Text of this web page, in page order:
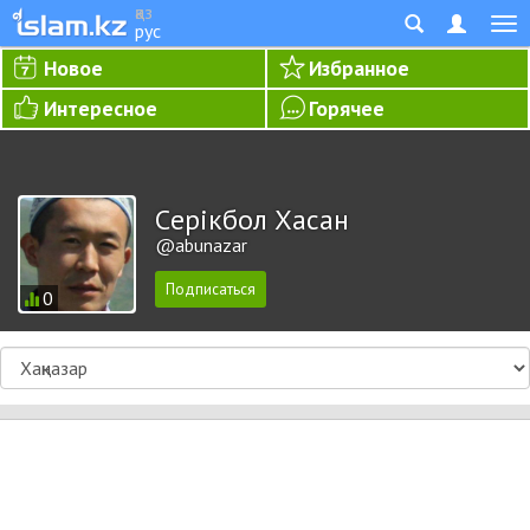
қаз
рус
Новое
Избранное
Интересное
Горячее
0
Cерікбол Хасан
@abunazar